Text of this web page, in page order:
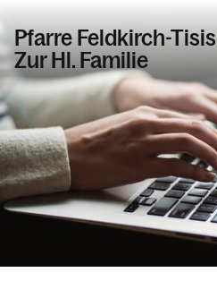
Pfarre Feldkirch-Tisis
Zur Hl. Familie
Informationen
Kalender
Personen